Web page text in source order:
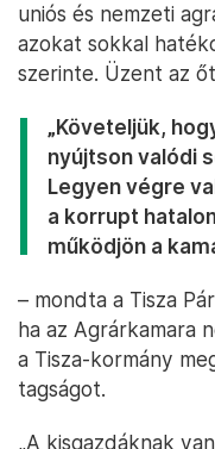
uniós és nemzeti
azokat sokkal
szerinte. Üzent az
„Követeljük,
nyújtson valódi
Legyen végre
a korrupt
működjön a
– mondta a Tisza
ha az Agrárkamara
a Tisza-kormány
tagságot.
„A kisgazdáknak